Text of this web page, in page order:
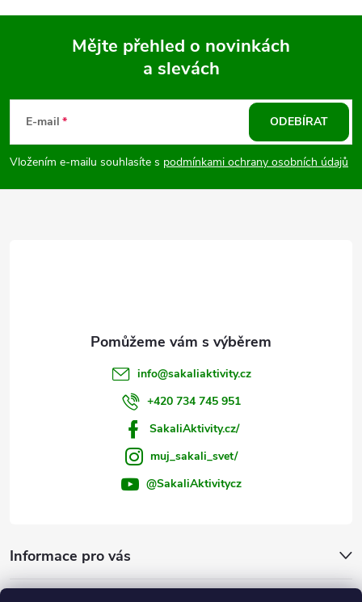
p
a
Mějte přehled o novinkách
a slevách
E-mail
Vložením e-mailu souhlasíte s podmínkami ochrany osobních údajů
ODEBÍRAT
info@sakaliaktivity.cz
+420 734 745 951
SakaliAktivity.cz/
muj_sakali_svet/
@SakaliAktivitycz
Informace pro vás